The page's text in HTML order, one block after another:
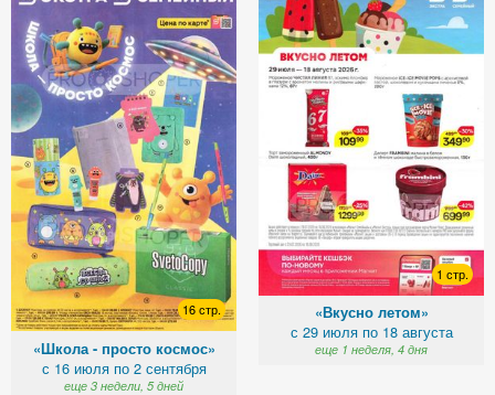
16 стр.
«Школа - просто космос»
с 16 июля по 2 сентября
еще 3 недели, 5 дней
1 стр.
«Вкусно летом»
с 29 июля по 18 августа
еще 1 неделя, 4 дня